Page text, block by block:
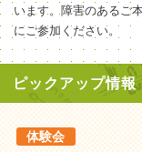
います。障害のあるご
にご参加ください。
ピックアップ情報
体験会